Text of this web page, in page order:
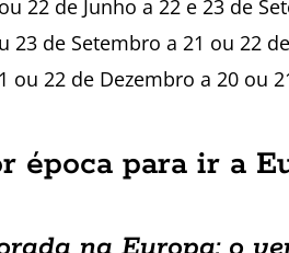
22 de Junho a 22 e 23 de
23 de Setembro a 21 ou 22
ou 22 de Dezembro a 20 ou
época para ir a